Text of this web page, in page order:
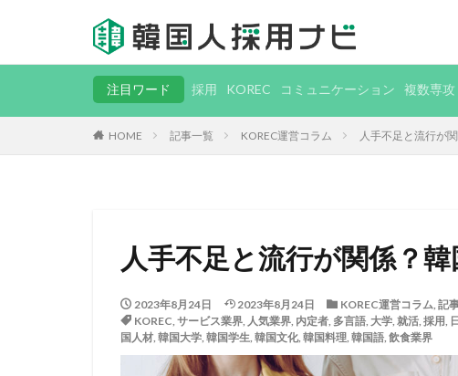
注目ワード 採用 KOREC コミュニケーション 複数専攻
HOME 記事一覧 KOREC運営コラム 人手不足と流行が
人手不足と流行が関係？
2023年8月24日 2023年8月24日 KOREC運営コラム, 記
KOREC, サービス業界, 人気業界, 内定者, 多言語, 大学, 就活, 採用,
国人材, 韓国大学, 韓国学生, 韓国文化, 韓国料理, 韓国語, 飲食業界